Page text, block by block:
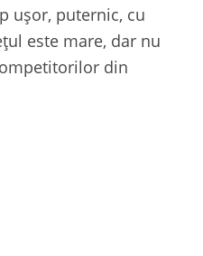
ușor, puternic, cu
este mare, dar nu
din